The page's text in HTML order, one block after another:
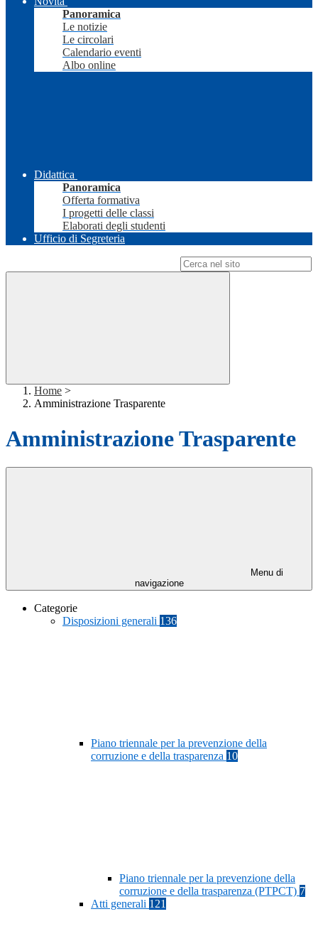
Panoramica
Le notizie
Le circolari
Calendario eventi
Albo online
Didattica
Panoramica
Offerta formativa
I progetti delle classi
Elaborati degli studenti
Ufficio di Segreteria
Home >
Amministrazione Trasparente
Amministrazione Trasparente
Menu di
navigazione
Categorie
Disposizioni generali 136
Piano triennale per la prevenzione della
corruzione e della trasparenza 10
Piano triennale per la prevenzione della
corruzione e della trasparenza (PTPCT) 7
Atti generali 121